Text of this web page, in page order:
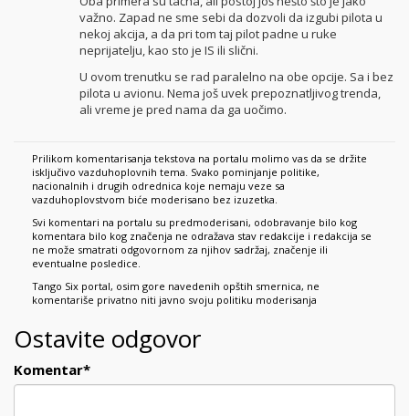
važno. Zapad ne sme sebi da dozvoli da izgubi pilota u
nekoj akcija, a da pri tom taj pilot padne u ruke
neprijatelju, kao sto je IS ili slični.
U ovom trenutku se rad paralelno na obe opcije. Sa i bez
pilota u avionu. Nema još uvek prepoznatljivog trenda,
ali vreme je pred nama da ga uočimo.
Prilikom komentarisanja tekstova na portalu molimo vas da se držite
isključivo vazduhoplovnih tema. Svako pominjanje politike,
nacionalnih i drugih odrednica koje nemaju veze sa
vazduhoplovstvom biće moderisano bez izuzetka.
Svi komentari na portalu su predmoderisani, odobravanje bilo kog
komentara bilo kog značenja ne odražava stav redakcije i redakcija se
ne može smatrati odgovornom za njihov sadržaj, značenje ili
eventualne posledice.
Tango Six portal, osim gore navedenih opštih smernica, ne
komentariše privatno niti javno svoju politiku moderisanja
Ostavite odgovor
Komentar*